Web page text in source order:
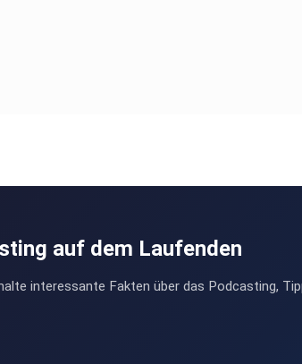
auf dem Laufenden
interessante Fakten über das Podcasting,